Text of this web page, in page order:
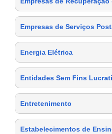
Empresas de Serviços
Energia Elétrica
Entidades Sem Fins
Entretenimento
Estabelecimentos de